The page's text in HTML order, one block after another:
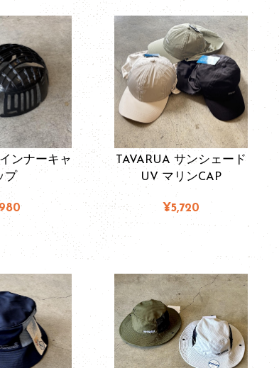
ンナーキャ
プ
TAVARUA サンシェード
UV マリンCAP
¥5,720